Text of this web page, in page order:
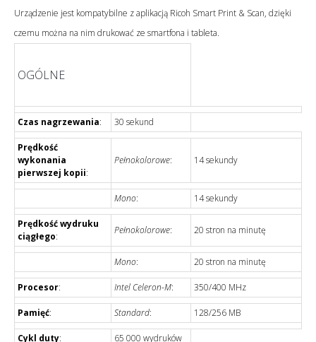
Urządzenie jest kompatybilne z aplikacją Ricoh Smart Print & Scan, dzięki
czemu można na nim drukować ze smartfona i tableta.
OGÓLNE
Czas nagrzewania: 30 sekund
Prędkość
wykonania
pierwszej kopii:
Pełnokolorowe: 14 sekundy
Mono: 14 sekundy
Prędkość wydruku
ciągłego:
Pełnokolorowe: 20 stron na minutę
Mono: 20 stron na minutę
Procesor: Intel Celeron-M: 350/400 MHz
Pamięć: Standard: 128/256 MB
Cykl duty:
65 000 wydruków